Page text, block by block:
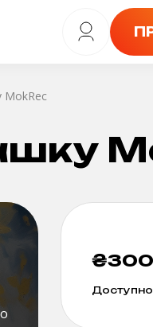
MokRec
₴